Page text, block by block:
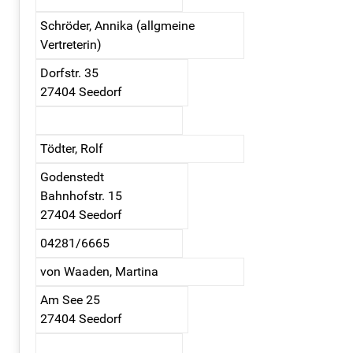
Schröder, Annika (allgmeine
Vertreterin)
Dorfstr. 35
27404 Seedorf
Tödter, Rolf
Godenstedt
Bahnhofstr. 15
27404 Seedorf
04281/6665
von Waaden, Martina
Am See 25
27404 Seedorf